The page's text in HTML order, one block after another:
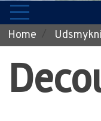
Home